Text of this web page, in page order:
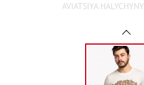
AVIATSIYA HALYCHYNY